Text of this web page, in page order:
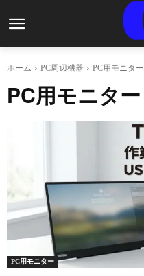
ホーム PC周辺機器 PC用モニター
PC用モニター
PC用モニター